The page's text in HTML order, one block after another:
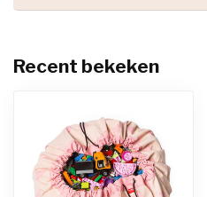
Recent bekeken